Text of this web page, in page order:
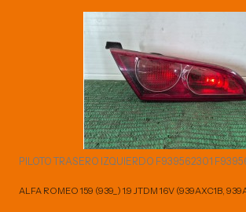
PILOTO TRASERO IZQUIERDO F939562301
ALFA ROMEO 159 (939_) 1.9 JTDM 16V (939AXC1B,